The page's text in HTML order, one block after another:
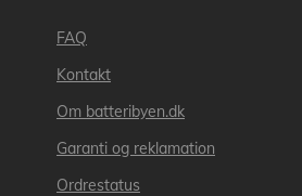
FAQ
Kontakt
Om batteribyen.dk
Garanti og reklamation
Ordrestatus